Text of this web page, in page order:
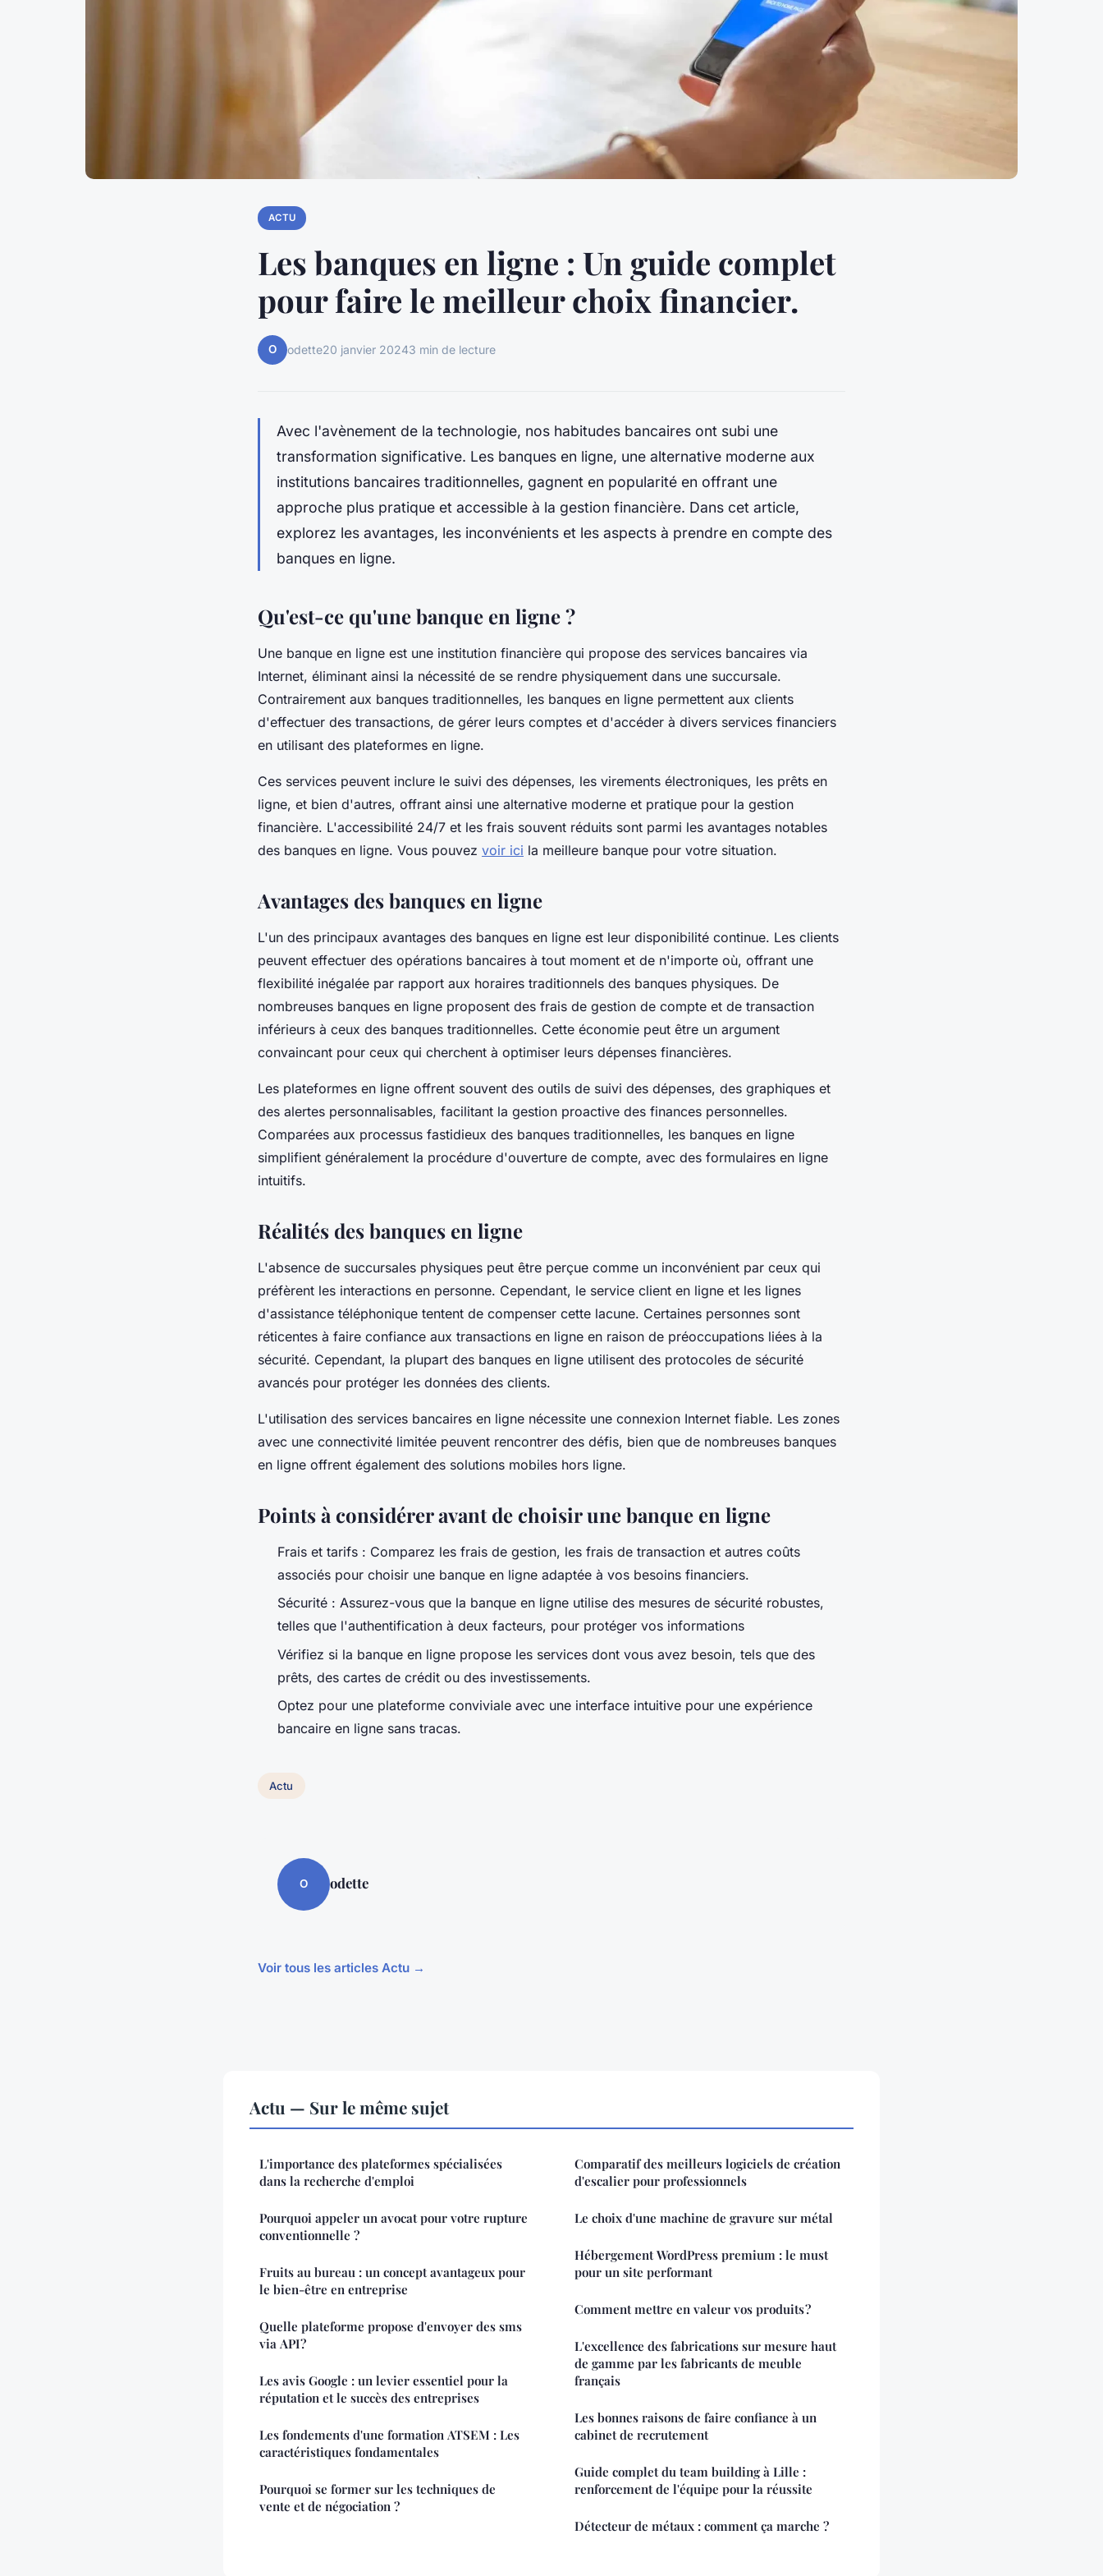
ACTU
Les banques en ligne : Un guide complet
pour faire le meilleur choix financier.
O odette20 janvier 20243 min de lecture
Avec l'avènement de la technologie, nos habitudes bancaires ont subi une
transformation significative. Les banques en ligne, une alternative moderne aux
institutions bancaires traditionnelles, gagnent en popularité en offrant une
approche plus pratique et accessible à la gestion financière. Dans cet article,
explorez les avantages, les inconvénients et les aspects à prendre en compte des
banques en ligne.
Qu'est-ce qu'une banque en ligne ?
Une banque en ligne est une institution financière qui propose des services bancaires via
Internet, éliminant ainsi la nécessité de se rendre physiquement dans une succursale.
Contrairement aux banques traditionnelles, les banques en ligne permettent aux clients
d'effectuer des transactions, de gérer leurs comptes et d'accéder à divers services financiers
en utilisant des plateformes en ligne.
Ces services peuvent inclure le suivi des dépenses, les virements électroniques, les prêts en
ligne, et bien d'autres, offrant ainsi une alternative moderne et pratique pour la gestion
financière. L'accessibilité 24/7 et les frais souvent réduits sont parmi les avantages notables
des banques en ligne. Vous pouvez voir ici la meilleure banque pour votre situation.
Avantages des banques en ligne
L'un des principaux avantages des banques en ligne est leur disponibilité continue. Les clients
peuvent effectuer des opérations bancaires à tout moment et de n'importe où, offrant une
flexibilité inégalée par rapport aux horaires traditionnels des banques physiques. De
nombreuses banques en ligne proposent des frais de gestion de compte et de transaction
inférieurs à ceux des banques traditionnelles. Cette économie peut être un argument
convaincant pour ceux qui cherchent à optimiser leurs dépenses financières.
Les plateformes en ligne offrent souvent des outils de suivi des dépenses, des graphiques et
des alertes personnalisables, facilitant la gestion proactive des finances personnelles.
Comparées aux processus fastidieux des banques traditionnelles, les banques en ligne
simplifient généralement la procédure d'ouverture de compte, avec des formulaires en ligne
intuitifs.
Réalités des banques en ligne
L'absence de succursales physiques peut être perçue comme un inconvénient par ceux qui
préfèrent les interactions en personne. Cependant, le service client en ligne et les lignes
d'assistance téléphonique tentent de compenser cette lacune. Certaines personnes sont
réticentes à faire confiance aux transactions en ligne en raison de préoccupations liées à la
sécurité. Cependant, la plupart des banques en ligne utilisent des protocoles de sécurité
avancés pour protéger les données des clients.
L'utilisation des services bancaires en ligne nécessite une connexion Internet fiable. Les zones
avec une connectivité limitée peuvent rencontrer des défis, bien que de nombreuses banques
en ligne offrent également des solutions mobiles hors ligne.
Points à considérer avant de choisir une banque en ligne
Frais et tarifs : Comparez les frais de gestion, les frais de transaction et autres coûts
associés pour choisir une banque en ligne adaptée à vos besoins financiers.
Sécurité : Assurez-vous que la banque en ligne utilise des mesures de sécurité robustes,
telles que l'authentification à deux facteurs, pour protéger vos informations
Vérifiez si la banque en ligne propose les services dont vous avez besoin, tels que des
prêts, des cartes de crédit ou des investissements.
Optez pour une plateforme conviviale avec une interface intuitive pour une expérience
bancaire en ligne sans tracas.
Actu
O odette
Voir tous les articles Actu →
Actu — Sur le même sujet
L'importance des plateformes spécialisées
dans la recherche d'emploi
Pourquoi appeler un avocat pour votre rupture
conventionnelle ?
Fruits au bureau : un concept avantageux pour
le bien-être en entreprise
Quelle plateforme propose d'envoyer des sms
via API?
Les avis Google : un levier essentiel pour la
réputation et le succès des entreprises
Les fondements d'une formation ATSEM : Les
caractéristiques fondamentales
Pourquoi se former sur les techniques de
vente et de négociation ?
Comparatif des meilleurs logiciels de création
d'escalier pour professionnels
Le choix d'une machine de gravure sur métal
Hébergement WordPress premium : le must
pour un site performant
Comment mettre en valeur vos produits ?
L'excellence des fabrications sur mesure haut
de gamme par les fabricants de meuble
français
Les bonnes raisons de faire confiance à un
cabinet de recrutement
Guide complet du team building à Lille :
renforcement de l'équipe pour la réussite
Détecteur de métaux : comment ça marche ?